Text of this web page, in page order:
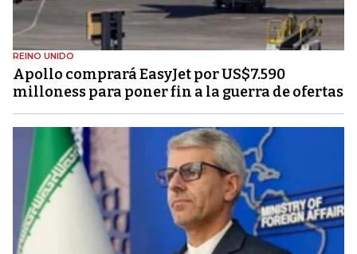
REINO UNIDO
Apollo comprará EasyJet por US$7.590
milloness para poner fin a la guerra de ofertas